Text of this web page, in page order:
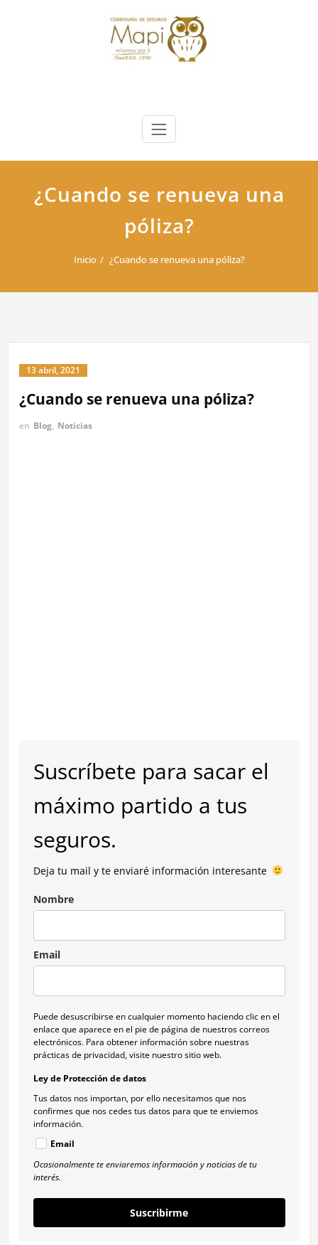
¿Cuando se renueva una
póliza?
Inicio ¿Cuando se renueva una póliza?
13 abril, 2021
¿Cuando se renueva una póliza?
en Blog, Noticias
Suscríbete para sacar el
máximo partido a tus
seguros.
Deja tu mail y te enviaré información interesante
Nombre
Email
Puede desuscribirse en cualquier momento haciendo clic en el
enlace que aparece en el pie de página de nuestros correos
electrónicos. Para obtener información sobre nuestras
prácticas de privacidad, visite nuestro sitio web.
Ley de Protección de datos
Tus datos nos importan, por ello necesitamos que nos
confirmes que nos cedes tus datos para que te enviemos
información.
Email
Ocasionalmente te enviaremos información y noticias de tu
interés.
Suscribirme